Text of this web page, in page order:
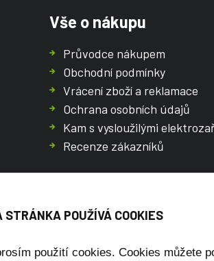
Vše o nákupu
Průvodce nákupem
Obchodní podmínky
Vrácení zboží a reklamace
Ochrana osobních údajů
Kam s vysloužilými
Recenze zákazníků
STRÁNKA POUŽÍVÁ COOKIES
použití cookies. Cookies můžete